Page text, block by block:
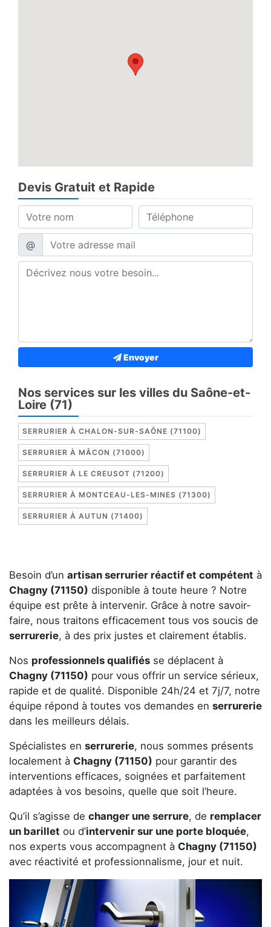
Devis Gratuit et Rapide
@
Envoyer
Nos services sur les villes du Saône-et-
Loire (71)
SERRURIER À CHALON-SUR-SAÔNE (71100)
SERRURIER À MÂCON (71000)
SERRURIER À LE CREUSOT (71200)
SERRURIER À MONTCEAU-LES-MINES (71300)
SERRURIER À AUTUN (71400)
Besoin d’un artisan serrurier réactif et compétent à
Chagny (71150) disponible à toute heure ? Notre
équipe est prête à intervenir. Grâce à notre savoir-
faire, nous traitons efficacement tous vos soucis de
serrurerie, à des prix justes et clairement établis.
Nos professionnels qualifiés se déplacent à
Chagny (71150) pour vous offrir un service sérieux,
rapide et de qualité. Disponible 24h/24 et 7j/7, notre
équipe répond à toutes vos demandes en serrurerie
dans les meilleurs délais.
Spécialistes en serrurerie, nous sommes présents
localement à Chagny (71150) pour garantir des
interventions efficaces, soignées et parfaitement
adaptées à vos besoins, quelle que soit l’heure.
Qu’il s’agisse de changer une serrure, de remplacer
un barillet ou d’intervenir sur une porte bloquée,
nos experts vous accompagnent à Chagny (71150)
avec réactivité et professionnalisme, jour et nuit.